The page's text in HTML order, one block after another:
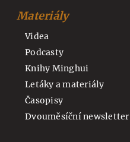
Materiály
Videa
Podcasty
Knihy Minghui
Letáky a materiály
Časopisy
Dvouměsíční newsletter